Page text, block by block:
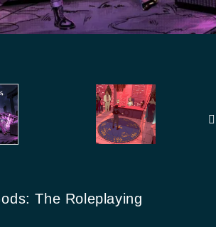
The Roleplaying